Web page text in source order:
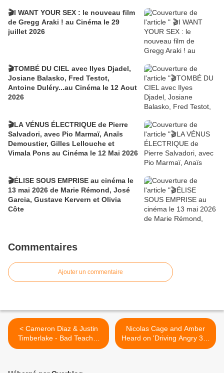
🎬I WANT YOUR SEX : le nouveau film
de Gregg Araki ! au Cinéma le 29
juillet 2026
🎬TOMBÉ DU CIEL avec Ilyes Djadel,
Josiane Balasko, Fred Testot,
Antoine Duléry...au Cinéma le 12 Aout
2026
🎬LA VÉNUS ÉLECTRIQUE de Pierre
Salvadori, avec Pio Marmaï, Anaïs
Demoustier, Gilles Lellouche et
Vimala Pons au Cinéma le 12 Mai 2026
🎬ÉLISE SOUS EMPRISE au cinéma le
13 mai 2026 de Marie Rémond, José
Garcia, Gustave Kervern et Olivia
Côte
Commentaires
Ajouter un commentaire
< Cameron Diaz & Justin
Timberlake - Bad Teacher
Trailer
Nicolas Cage and Amber
Heard on 'Driving Angry 3D'
>